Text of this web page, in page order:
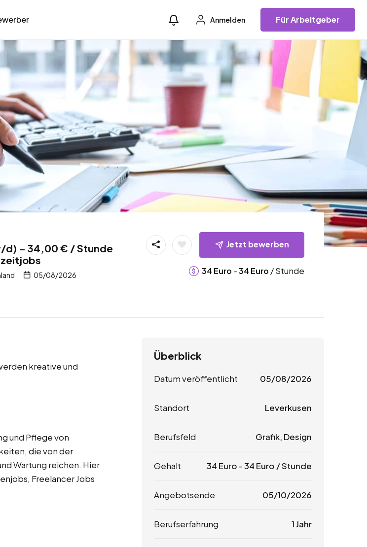
Anmelden Für Arbeitgeber
d) – 34,00 € / Stunde
05/08/2026
Jetzt bewerben
34 Euro -34 Euro / Stunde
kreative und
und Pflege von
die von der
Wartung reichen. Hier
Freelancer Jobs
Überblick
Datum veröffentlicht 05/08/2026
Standort Leverkusen
Berufsfeld Grafik, Design
Gehalt 34 Euro -34 Euro / Stunde
Angebotsende 05/10/2026
Berufserfahrung 1 Jahr